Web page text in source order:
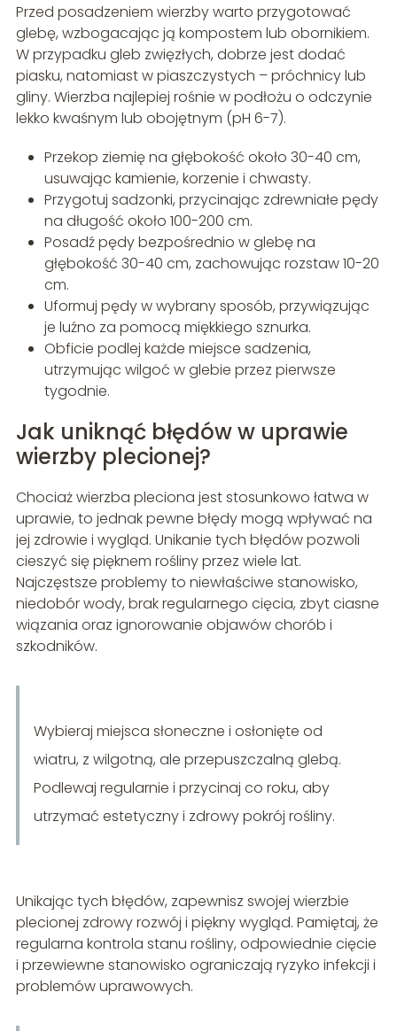
Przed posadzeniem wierzby warto przygotować
glebę, wzbogacając ją kompostem lub obornikiem.
W przypadku gleb zwięzłych, dobrze jest dodać
piasku, natomiast w piaszczystych – próchnicy lub
gliny. Wierzba najlepiej rośnie w podłożu o odczynie
lekko kwaśnym lub obojętnym (pH 6-7).
Przekop ziemię na głębokość około 30-40 cm,
usuwając kamienie, korzenie i chwasty.
Przygotuj sadzonki, przycinając zdrewniałe pędy
na długość około 100-200 cm.
Posadź pędy bezpośrednio w glebę na
głębokość 30-40 cm, zachowując rozstaw 10-20
cm.
Uformuj pędy w wybrany sposób, przywiązując
je luźno za pomocą miękkiego sznurka.
Obficie podlej każde miejsce sadzenia,
utrzymując wilgoć w glebie przez pierwsze
tygodnie.
Jak uniknąć błędów w uprawie
wierzby plecionej?
Chociaż wierzba pleciona jest stosunkowo łatwa w
uprawie, to jednak pewne błędy mogą wpływać na
jej zdrowie i wygląd. Unikanie tych błędów pozwoli
cieszyć się pięknem rośliny przez wiele lat.
Najczęstsze problemy to niewłaściwe stanowisko,
niedobór wody, brak regularnego cięcia, zbyt ciasne
wiązania oraz ignorowanie objawów chorób i
szkodników.
Wybieraj miejsca słoneczne i osłonięte od
wiatru, z wilgotną, ale przepuszczalną glebą.
Podlewaj regularnie i przycinaj co roku, aby
utrzymać estetyczny i zdrowy pokrój rośliny.
Unikając tych błędów, zapewnisz swojej wierzbie
plecionej zdrowy rozwój i piękny wygląd. Pamiętaj, że
regularna kontrola stanu rośliny, odpowiednie cięcie
i przewiewne stanowisko ograniczają ryzyko infekcji i
problemów uprawowych.